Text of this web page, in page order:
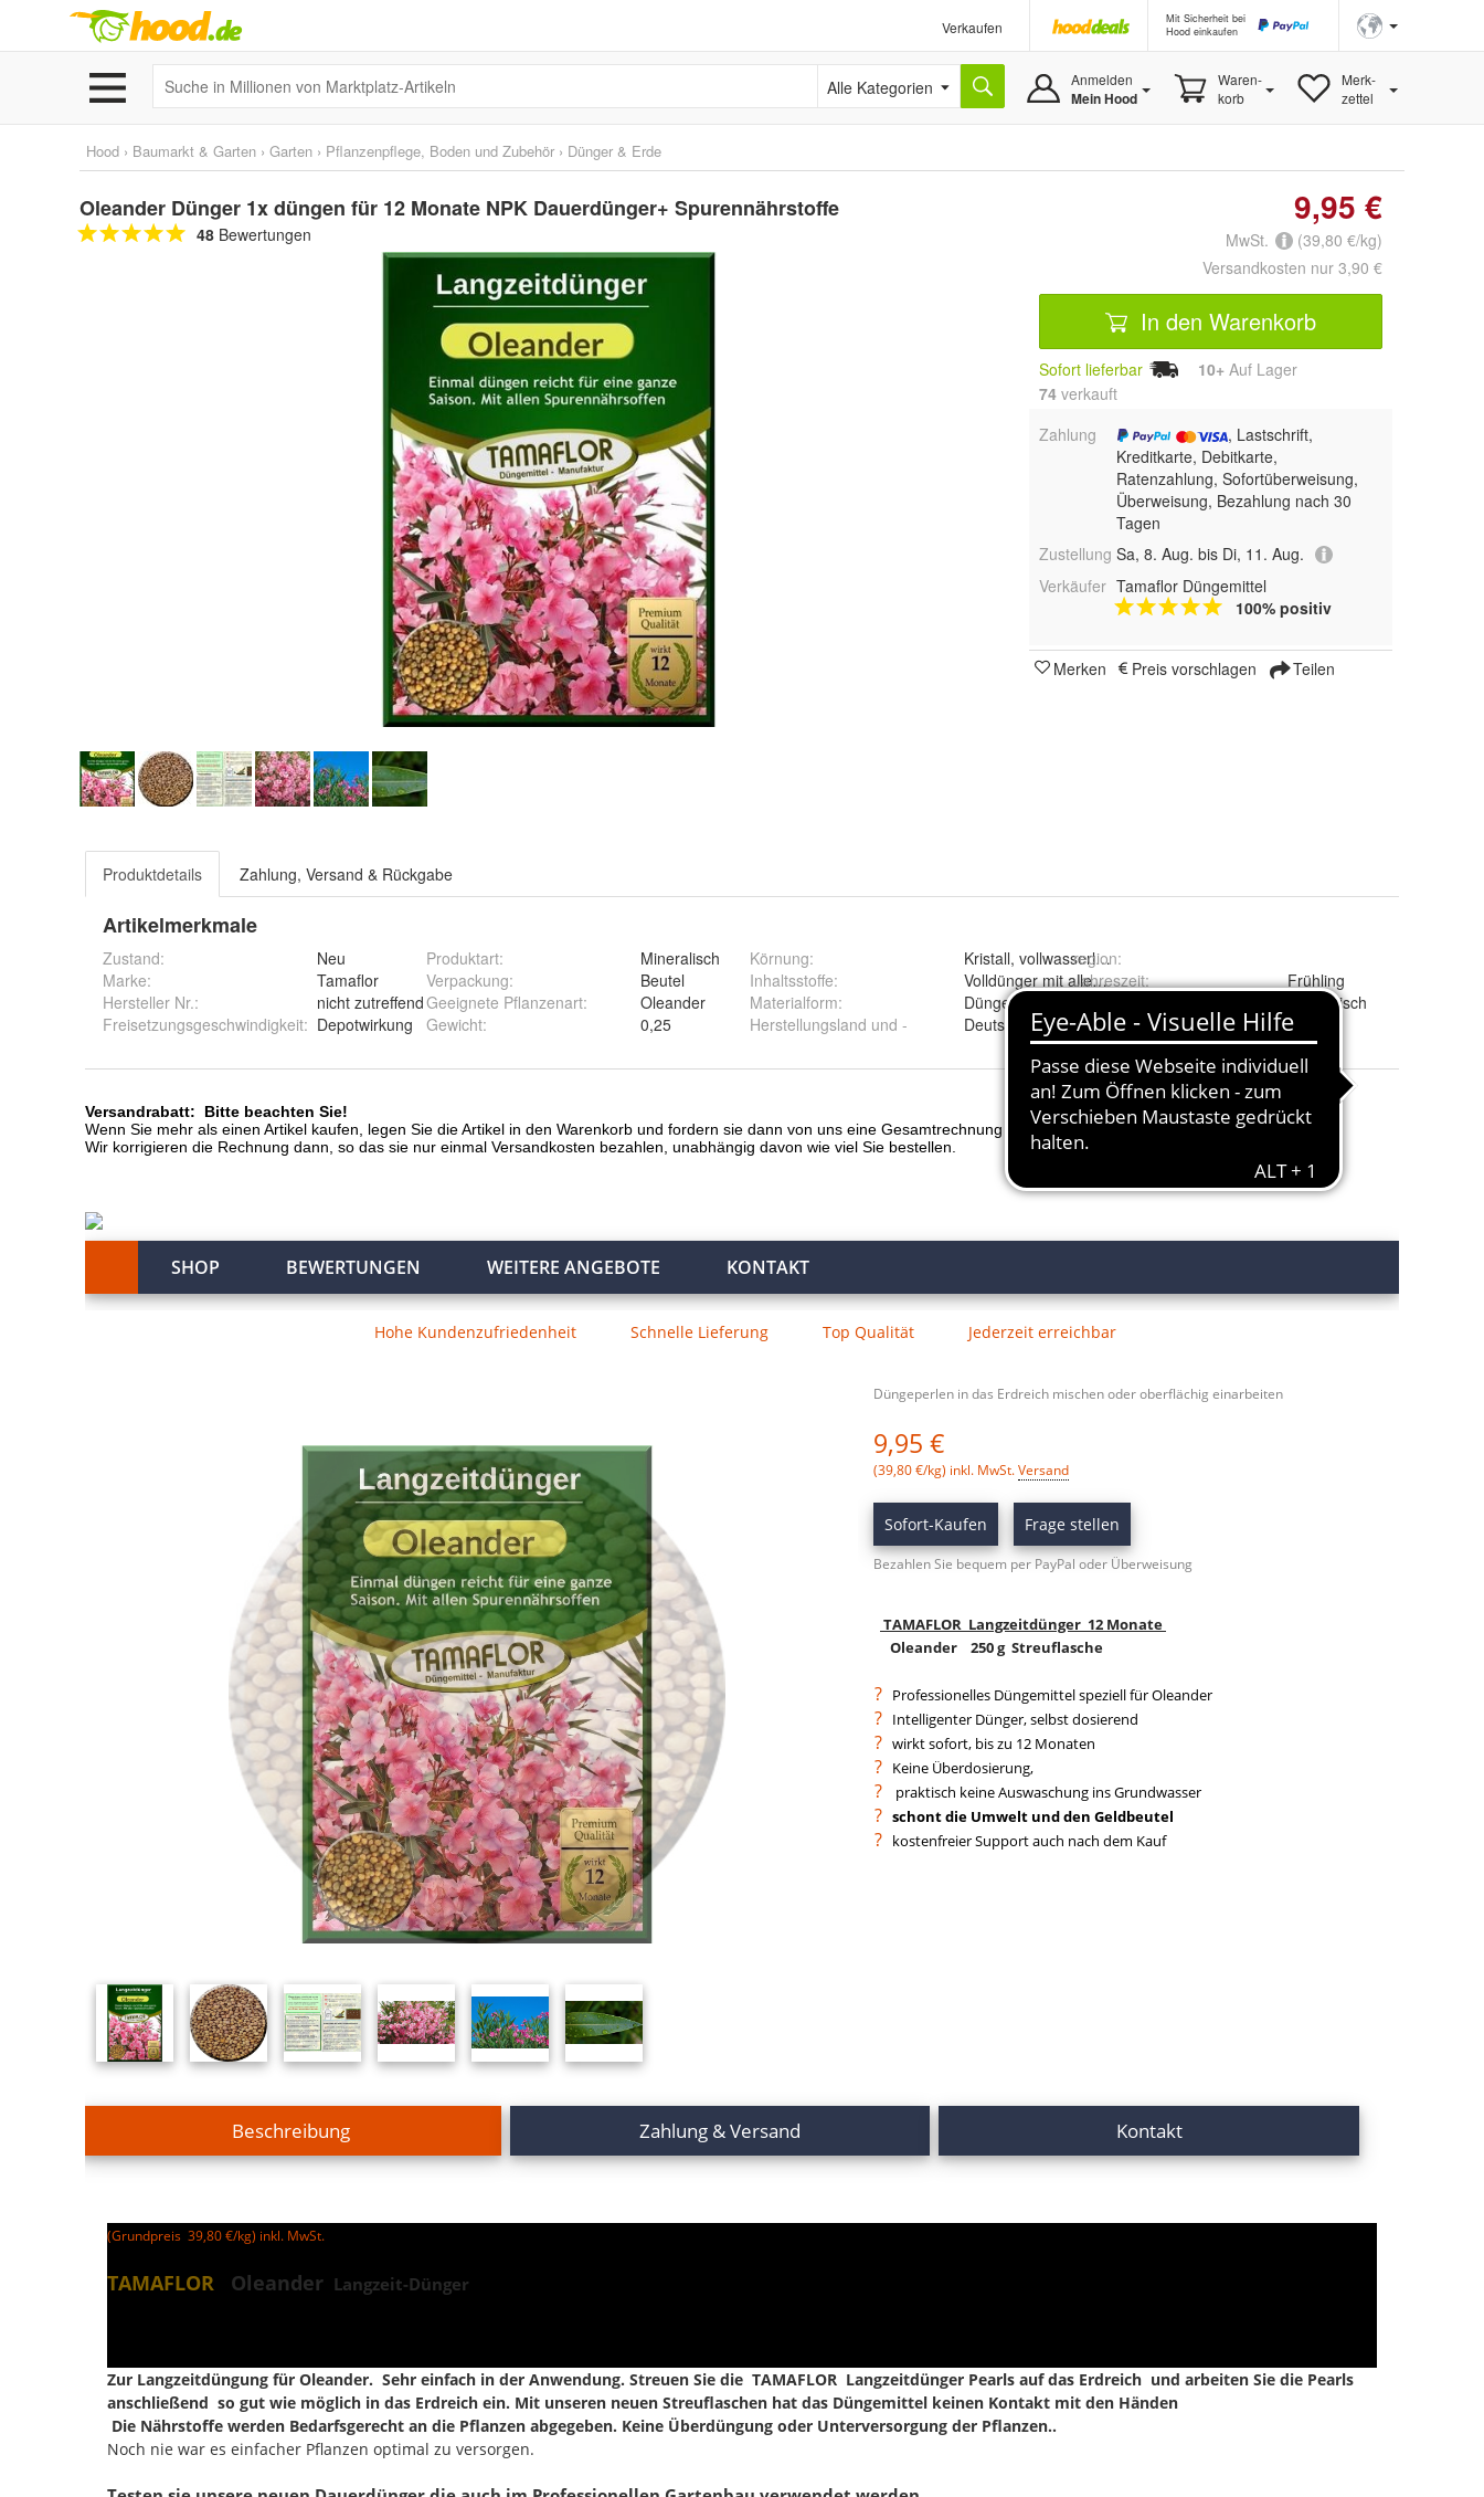
Verkaufen
Mit Sicherheit bei
Hood einkaufen
Alle Kategorien Anmelden
Mein Hood
Waren-
korb
Merk-
zettel
Hood › Baumarkt & Garten › Garten › Pflanzenpflege, Boden und Zubehör › Dünger & Erde
Oleander Dünger 1x düngen für 12 Monate NPK Dauerdünger+ Spurennährstoffe
48 Bewertungen
9,95 €
MwSt.
(39,80 €/kg)
Versandkosten nur 3,90 €
In den Warenkorb
Sofort lieferbar 10+ Auf Lager
74 verkauft
Zahlung
, Lastschrift,
Kreditkarte, Debitkarte,
Ratenzahlung, Sofortüberweisung,
Überweisung, Bezahlung nach 30
Tagen
Zustellung Sa, 8. Aug. bis Di, 11. Aug.
Verkäufer Tamaflor Düngemittel
100% positiv
Merken Preis vorschlagen Teilen
Produktdetails Zahlung, Versand & Rückgabe
Artikelmerkmale
Zustand:
Neu
Marke:
Tamaflor
Hersteller Nr.:
nicht zutreffend
Freisetzungsgeschwindigkeit: Depotwirkung
Produktart:
Mineralisch
Verpackung:
Beutel
Geeignete Pflanzenart:
Oleander
Gewicht: 0,25
Körnung:
Kristall, vollwasserlöslich
Inhaltsstoffe:
Volldünger mit allen Spurennährstoffen
Materialform:
Düngeperlen
Herstellungsland und -
region:
Deutschland
Jahreszeit:
Frühling
Mineralisch